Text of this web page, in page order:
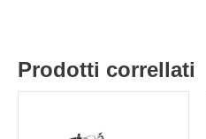
Prodotti correllati